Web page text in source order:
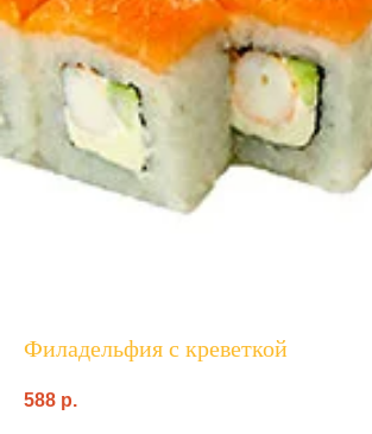
Филадельфия с креветкой
588 p.